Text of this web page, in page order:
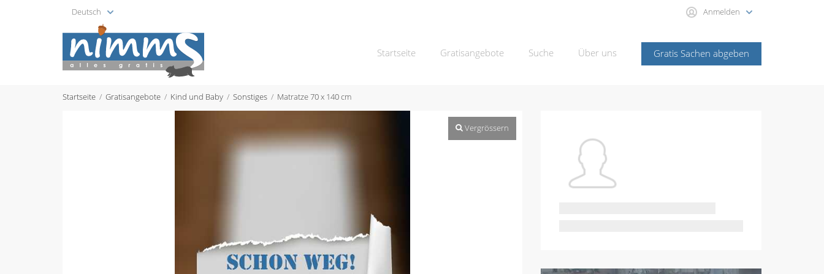
Deutsch Anmelden
Gratis Sachen abgeben
Startseite Gratisangebote Suche Über uns
Startseite Gratisangebote Kind und Baby Sonstiges Matratze 70 x 140 cm
Vergrössern